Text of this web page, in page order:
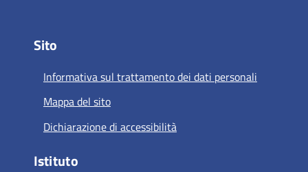
Sito
Informativa sul trattamento dei dati personali
Mappa del sito
Dichiarazione di accessibilità
Istituto